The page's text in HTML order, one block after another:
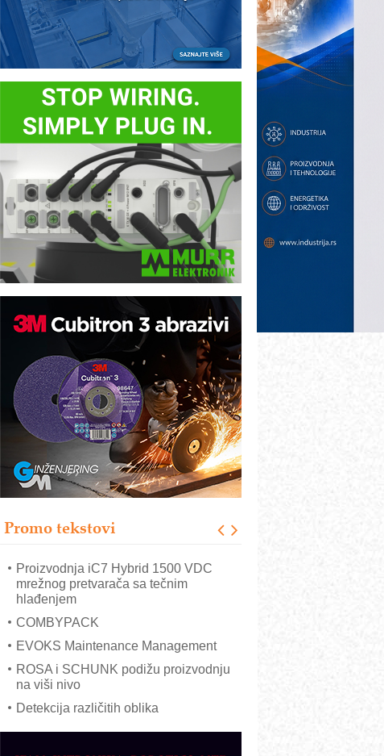
Promo tekstovi
Trajna oznaka kao dugoročna korist
Bezbednost na prvom mestu!
IB BLUMENAUER - više od 40 godina
poverenja u industriji
RMQ-TITAN ADVANCED INDICATOR
– Pametna signalizacija za efikasnije
upravljanje mašinama
solarnim elektranama i vetroparkovima
Proizvodnja iC7 Hybrid 1500 VDC
mrežnog pretvarača sa tečnim
hlađenjem
COMBYPACK
EVOKS Maintenance Management
ROSA i SCHUNK podižu proizvodnju
na viši nivo
Detekcija različitih oblika
MAREX - Lim i mašine za savremena